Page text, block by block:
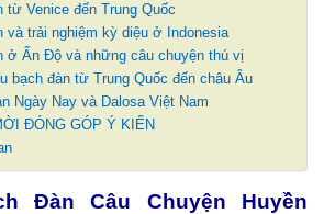
từ Venice đến Trung Quốc
và trải nghiệm kỳ diệu ở Indonesia
ở Ấn Độ và những câu chuyện thú vị
bạch đàn từ Trung Quốc đến châu Âu
Ngày Nay và Dalosa Việt Nam
ĐÓNG GÓP Ý KIẾN
Đàn Câu Chuyện Huyền